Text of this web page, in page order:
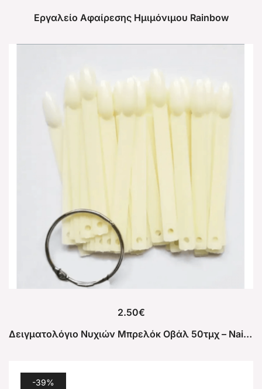
Εργαλείο Αφαίρεσης Ημιμόνιμου Rainbow
2.50€
Δειγματολόγιο Νυχιών Μπρελόκ Οβάλ 50τμχ – Nail sample
-39%